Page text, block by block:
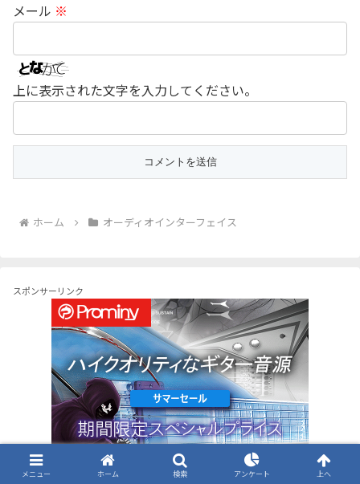
メール ※
上に表示された文字を入力してください。
ホーム オーディオインターフェイス
スポンサーリンク
メニュー ホーム 検索 アンケート 上へ